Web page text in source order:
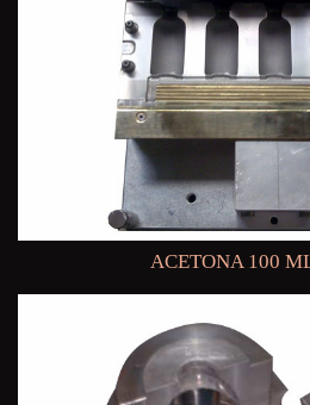
ACETONA 100